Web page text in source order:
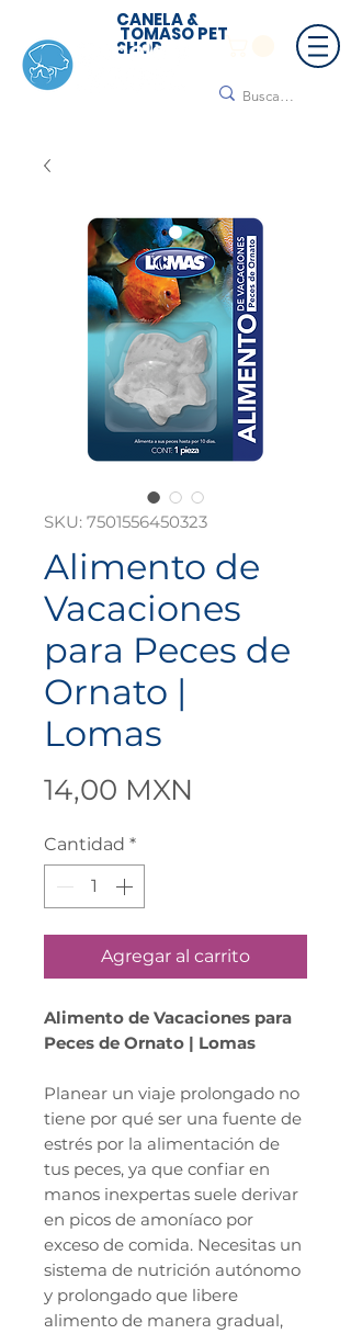
CANELA &
TOMASO PET
SHOP
SKU: 7501556450323
Alimento de
Vacaciones
para Peces de
Ornato |
Lomas
14,00 MXN
Cantidad *
Agregar al carrito
Alimento de Vacaciones para
Peces de Ornato | Lomas
Planear un viaje prolongado no
tiene por qué ser una fuente de
estrés por la alimentación de
tus peces, ya que confiar en
manos inexpertas suele derivar
en picos de amoníaco por
exceso de comida. Necesitas un
sistema de nutrición autónomo
y prolongado que libere
alimento de manera gradual,